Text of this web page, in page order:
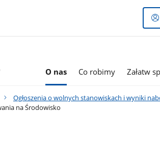
O nas Co robimy Załatw
Ogłoszenia o wolnych stanowiskach i wyniki
na Środowisko